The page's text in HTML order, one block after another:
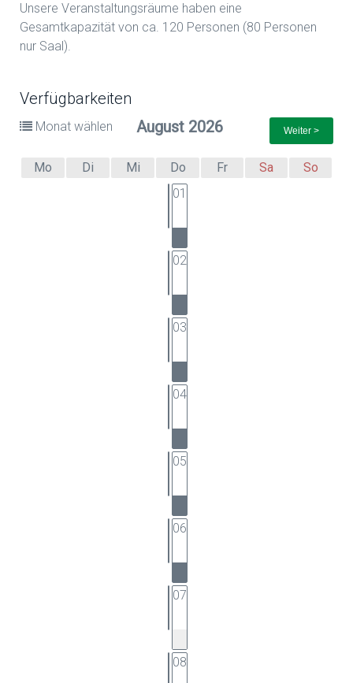
Unsere Veranstaltungsräume haben eine
Gesamtkapazität von ca. 120 Personen (80 Personen
nur Saal).
Verfügbarkeiten
Monat wählen Weiter >
August 2026
Mo Di Mi Do Fr Sa
So
01
02
03
04
05
06
07
08